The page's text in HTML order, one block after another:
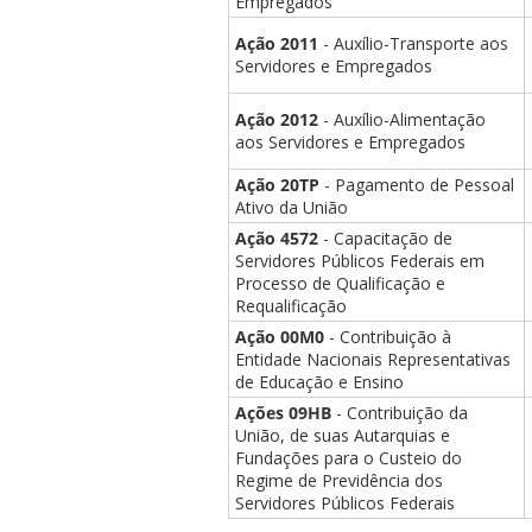
Ação 2011 - Auxílio-Transporte aos
Servidores e Empregados
Ação 2012 - Auxílio-Alimentação
aos Servidores e Empregados
Ação 20TP - Pagamento de Pessoal
Ativo da União
Ação 4572 - Capacitação de
Servidores Públicos Federais em
Processo de Qualificação e
Requalificação
Ação 00M0 - Contribuição à
Entidade Nacionais Representativas
de Educação e Ensino
Ações 09HB - Contribuição da
União, de suas Autarquias e
Fundações para o Custeio do
Regime de Previdência dos
Servidores Públicos Federais